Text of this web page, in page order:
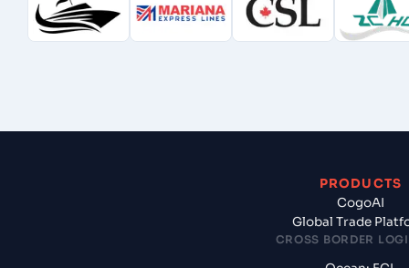
PRODUCTS
CogoAI
Global Trade
CROSS BORDER